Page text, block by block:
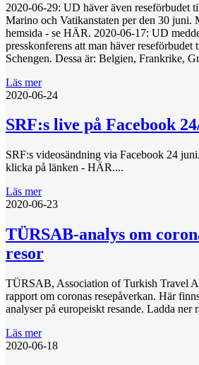
2020-06-29: UD häver även reseförbudet
Marino och Vatikanstaten per den 30 juni.
hemsida - se HÄR. 2020-06-17: UD
presskonferens att man häver
Schengen. Dessa är: Belgien, Frankrike,
Läs mer
2020-06-24
SRF:s live på Facebook
SRF:s videosändning via Facebook 24
klicka på länken - HÄR....
Läs mer
2020-06-23
TÜRSAB-analys om
resor
TÜRSAB, Association of Turkish Travel
rapport om coronas resepåverkan. Här
analyser på europeiskt resande. Ladda
Läs mer
2020-06-18